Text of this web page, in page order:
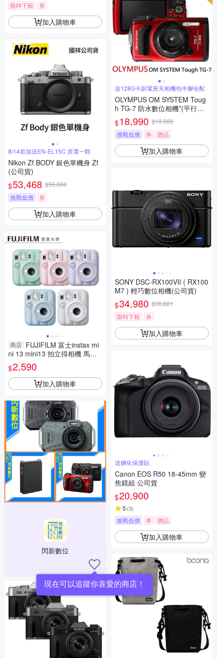
限時下殺
券
加入購物車
8/14前加送EN-EL15C 原電一顆
Nikon Zf BODY 銀色單機身 Zf
(公司貨)
$53,468 $56,880
挑戰低價
券
加入購物車
商店 FUJIFILM 富士instax mi
ni 13 mini13 拍立得相機 馬上
看相機 恆昶公司貨
$2,590
加入購物車
閃新數位
現在可以追蹤你喜愛的商店！
送128G卡副電座充相機包中腳全配
OLYMPUS OM SYSTEM Toug
h TG-7 防水數位相機*(平行輸
入)-紅
$18,990 $19,989
挑戰低價
券 贈品
加入購物車
SONY DSC-RX100VII ( RX100
M7 ) 輕巧數位相機(公司貨)
$34,980 $36,821
限時下殺
券
加入購物車
送鋼化保護貼
Canon EOS R50 18-45mm 變
焦鏡組 公司貨
$20,900
5 (3)
挑戰低價 券 贈品
加入購物車